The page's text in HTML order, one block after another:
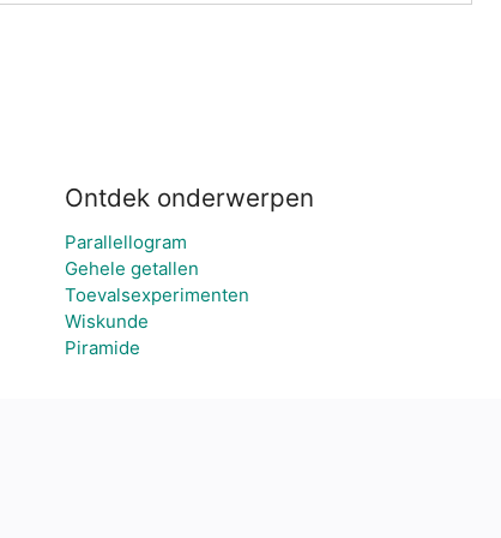
Ontdek onderwerpen
Parallellogram
Gehele getallen
Toevalsexperimenten
Wiskunde
Piramide